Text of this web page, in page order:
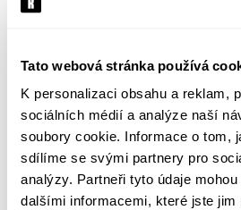
Tato webová stránka používá
K personalizaci obsahu a reklam,
sociálních médií a analýze naší
soubory cookie. Informace o tom,
sdílíme se svými partnery pro
analýzy. Partneři tyto údaje
dalšími informacemi, které jste jim
Město
PSČ
Stát